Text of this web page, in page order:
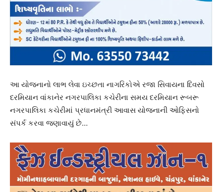
આ યોજનાનો લાભ લેવા ઇચ્છતા નાગરિકોએ રજા સિવાયના દિવસો
દરમિયાન વાંકાનેર નગરપાલિકા કચેરીના સમય દરમિયાન રૂબરૂ
નગરપાલિકા કચેરીમાં પ્રધાનમંત્રી આવાસ યોજનાની ઓફિસનો
સંપર્ક કરવા જણાવાયું છે…